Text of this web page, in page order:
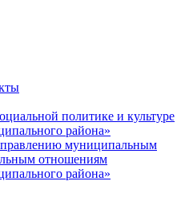
политике и культуре
района»
муниципальным
отношениям
района»